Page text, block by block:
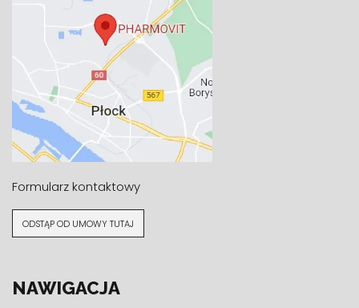
Formularz kontaktowy
ODSTĄP OD UMOWY TUTAJ
NAWIGACJA